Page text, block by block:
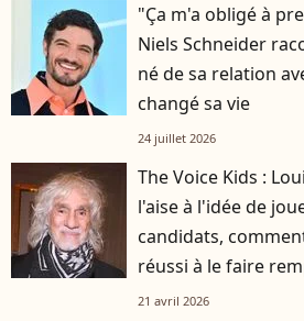
"Ça m'a obligé à
Niels Schneider
né de sa relation
changé sa vie
24 juillet 2026
The Voice Kids :
l'aise à l'idée de
candidats,
réussi à le faire
21 avril 2026